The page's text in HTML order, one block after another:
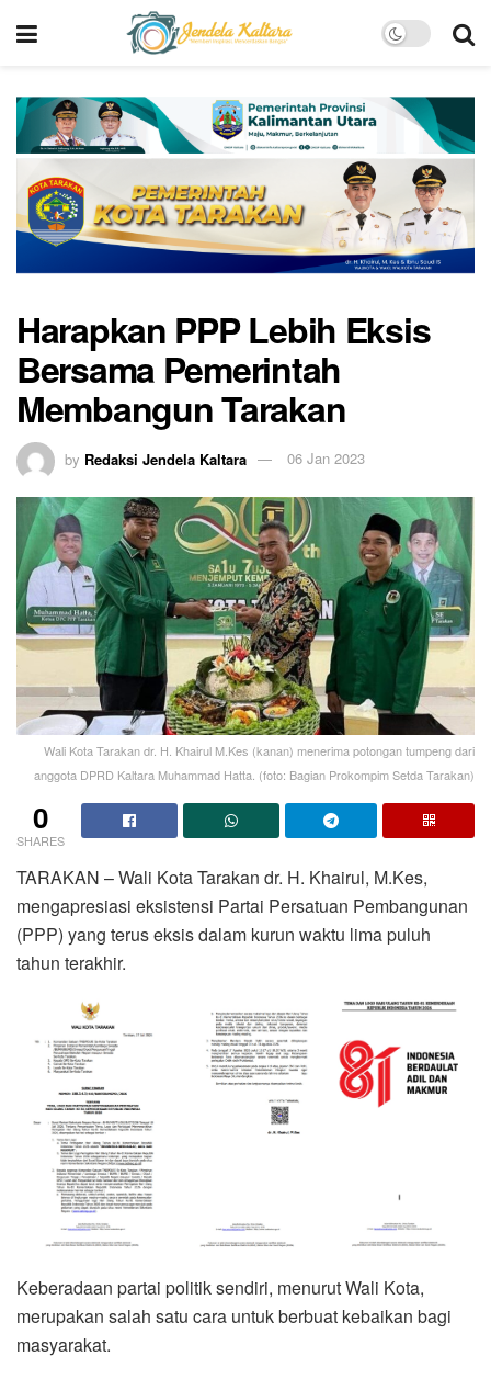
Harapkan PPP Lebih Eksis
Bersama Pemerintah
Membangun Tarakan
by Redaksi Jendela Kaltara 06 Jan 2023
Wali Kota Tarakan dr. H. Khairul M.Kes (kanan) menerima potongan tumpeng dari
anggota DPRD Kaltara Muhammad Hatta. (foto: Bagian Prokompim Setda Tarakan)
0
SHARES
TARAKAN – Wali Kota Tarakan dr. H. Khairul, M.Kes,
mengapresiasi eksistensi Partai Persatuan Pembangunan
(PPP) yang terus eksis dalam kurun waktu lima puluh
tahun terakhir.
Keberadaan partai politik sendiri, menurut Wali Kota,
merupakan salah satu cara untuk berbuat kebaikan bagi
masyarakat.